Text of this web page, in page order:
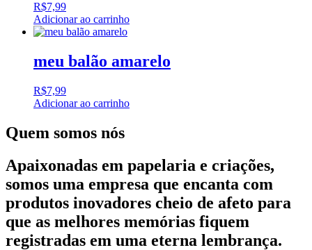
R$7,99
Adicionar ao carrinho
meu balão amarelo
R$7,99
Adicionar ao carrinho
Quem somos nós
Apaixonadas em papelaria e criações,
somos uma empresa que encanta com
produtos inovadores cheio de afeto para
que as melhores memórias fiquem
registradas em uma eterna lembrança.